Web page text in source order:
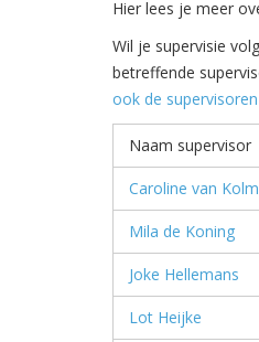
Hier lees je meer
Wil je supervisie
betreffende
ook de
Naam supervisor
Caroline van
Mila de Koning
Joke Hellemans
Lot Heijke